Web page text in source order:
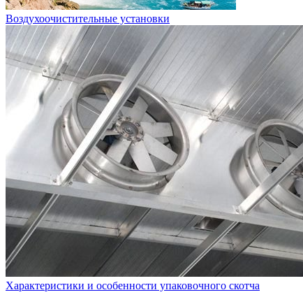
Воздухоочистительные установки
Характеристики и особенности упаковочного скотча